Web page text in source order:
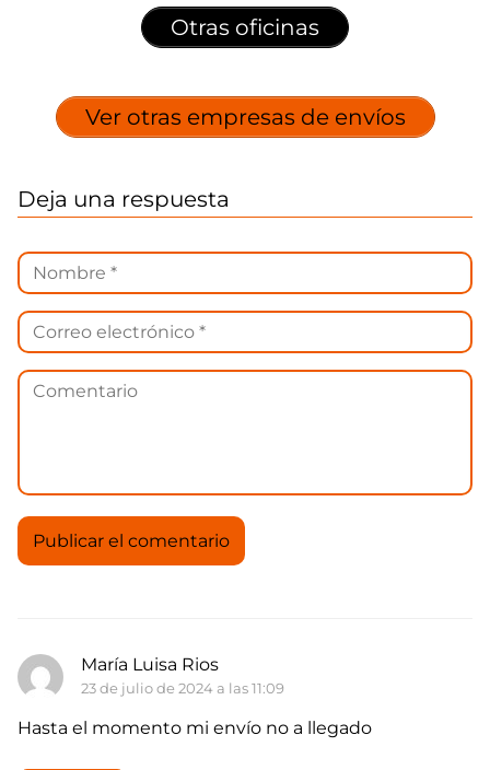
Otras oficinas
Ver otras empresas de envíos
María Luisa Rios
23 de julio de 2024 a las 11:09
Hasta el momento mi envío no a llegado
Deja una respuesta